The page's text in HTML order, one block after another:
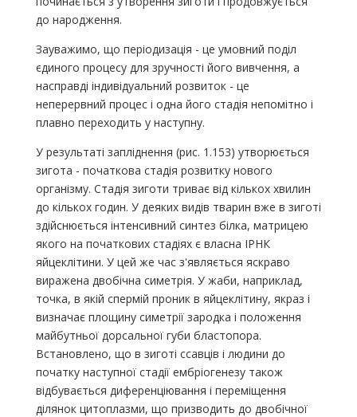
до народження.
Зауважимо, що періодизація - це умовний поділ
єдиного процесу для зручності його вивчення, а
насправді індивідуальний розвиток - це
неперервний процес і одна його стадія непомітно і
плавно переходить у наступну.
У результаті запліднення (рис. 1.153) утворюється
зигота - початкова стадія розвитку нового
організму. Стадія зиготи триває від кількох хвилин
до кількох годин. У деяких видів тварин вже в зиготі
здійснюється інтенсивний синтез білка, матрицею
якого на початкових стадіях є власна ІРНК
яйцеклітини. У цей же час з'являється яскраво
виражена двобічна симетрія. У жаби, наприклад,
точка, в якій спермій проник в яйцеклітину, якраз і
визначає площину симетрії зародка і положення
майбутньої дорсальної губи бластопора.
Встановлено, що в зиготі ссавців і людини до
початку наступної стадії ембріогенезу також
відбувається диференціювання і переміщення
ділянок цитоплазми, що призводить до двобічної